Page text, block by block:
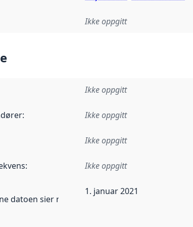
Ikke oppgitt
Ikke oppgitt
: Ikke oppgitt
Ikke oppgitt
: Ikke oppgitt
datoen sier når dataene i dette datasettet
1. januar 2021